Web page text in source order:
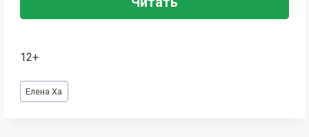
12+
Метки
записи:
Елена Ха